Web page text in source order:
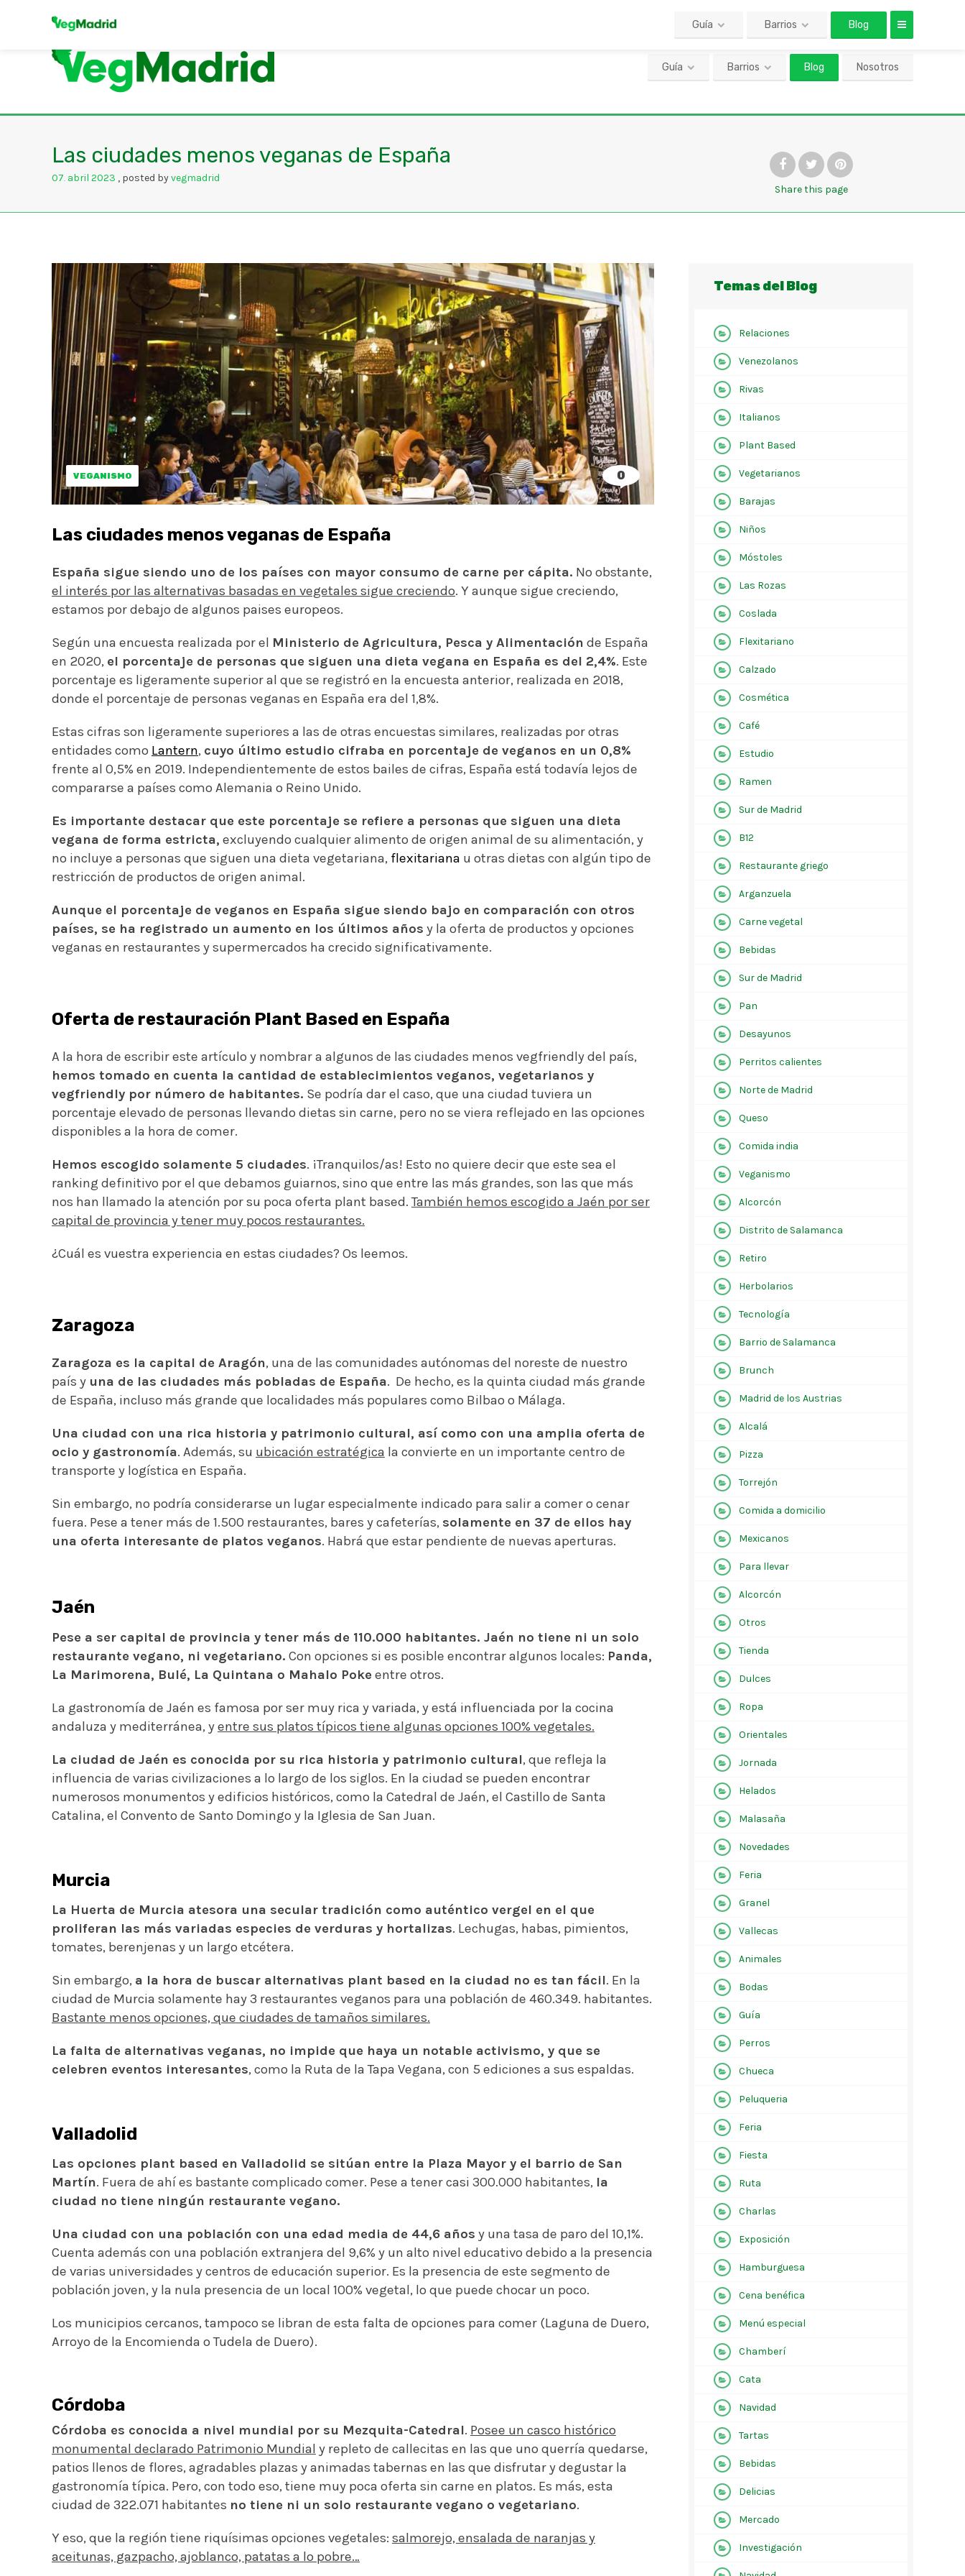
Guía Barrios Blog Nosotros
Las ciudades menos veganas de España
07. abril 2023 posted byvegmadrid
Share this page
VEGANISMO 0
Las ciudades menos veganas de España
España sigue siendo uno de los países con mayor consumo de carne per cápita. No obstante,
el interés por las alternativas basadas en vegetales sigue creciendo. Y aunque sigue creciendo,
estamos por debajo de algunos paises europeos.
Según una encuesta realizada por el Ministerio de Agricultura, Pesca y Alimentación de España
en 2020, el porcentaje de personas que siguen una dieta vegana en España es del 2,4%. Este
porcentaje es ligeramente superior al que se registró en la encuesta anterior, realizada en 2018,
donde el porcentaje de personas veganas en España era del 1,8%.
Estas cifras son ligeramente superiores a las de otras encuestas similares, realizadas por otras
entidades como Lantern, cuyo último estudio cifraba en porcentaje de veganos en un 0,8%
frente al 0,5% en 2019. Independientemente de estos bailes de cifras, España está todavía lejos de
compararse a países como Alemania o Reino Unido.
Es importante destacar que este porcentaje se refiere a personas que siguen una dieta
vegana de forma estricta, excluyendo cualquier alimento de origen animal de su alimentación, y
no incluye a personas que siguen una dieta vegetariana, flexitariana u otras dietas con algún tipo de
restricción de productos de origen animal.
Aunque el porcentaje de veganos en España sigue siendo bajo en comparación con otros
países, se ha registrado un aumento en los últimos años y la oferta de productos y opciones
veganas en restaurantes y supermercados ha crecido significativamente.
Oferta de restauración Plant Based en España
A la hora de escribir este artículo y nombrar a algunos de las ciudades menos vegfriendly del país,
hemos tomado en cuenta la cantidad de establecimientos veganos, vegetarianos y
vegfriendly por número de habitantes. Se podría dar el caso, que una ciudad tuviera un
porcentaje elevado de personas llevando dietas sin carne, pero no se viera reflejado en las opciones
disponibles a la hora de comer.
Hemos escogido solamente 5 ciudades. ¡Tranquilos/as! Esto no quiere decir que este sea el
ranking definitivo por el que debamos guiarnos, sino que entre las más grandes, son las que más
nos han llamado la atención por su poca oferta plant based.También hemos escogido a Jaén por ser
capital de provincia y tener muy pocos restaurantes.
¿Cuál es vuestra experiencia en estas ciudades? Os leemos.
Zaragoza
Zaragoza es la capital de Aragón, una de las comunidades autónomas del noreste de nuestro
país y una de las ciudades más pobladas de España. De hecho, es la quinta ciudad más grande
de España, incluso más grande que localidades más populares como Bilbao o Málaga.
Una ciudad con una rica historia y patrimonio cultural, así como con una amplia oferta de
ocio y gastronomía. Además, su ubicación estratégica la convierte en un importante centro de
transporte y logística en España.
Sin embargo, no podría considerarse un lugar especialmente indicado para salir a comer o cenar
fuera. Pese a tener más de 1.500 restaurantes, bares y cafeterías, solamente en 37 de ellos hay
una oferta interesante de platos veganos. Habrá que estar pendiente de nuevas aperturas.
Jaén
Pese a ser capital de provincia y tener más de 110.000 habitantes. Jaén no tiene ni un solo
restaurante vegano, ni vegetariano. Con opciones si es posible encontrar algunos locales: Panda,
La Marimorena, Bulé, La Quintana o Mahalo Poke entre otros.
La gastronomía de Jaén es famosa por ser muy rica y variada, y está influenciada por la cocina
andaluza y mediterránea, yentre sus platos típicos tiene algunas opciones 100% vegetales.
La ciudad de Jaén es conocida por su rica historia y patrimonio cultural, que refleja la
influencia de varias civilizaciones a lo largo de los siglos. En la ciudad se pueden encontrar
numerosos monumentos y edificios históricos, como la Catedral de Jaén, el Castillo de Santa
Catalina, el Convento de Santo Domingo y la Iglesia de San Juan.
Murcia
La Huerta de Murcia atesora una secular tradición como auténtico vergel en el que
proliferan las más variadas especies de verduras y hortalizas. Lechugas, habas, pimientos,
tomates, berenjenas y un largo etcétera.
Sin embargo, a la hora de buscar alternativas plant based en la ciudad no es tan fácil. En la
ciudad de Murcia solamente hay 3 restaurantes veganos para una población de 460.349. habitantes.
Bastante menos opciones, que ciudades de tamaños similares.
La falta de alternativas veganas, no impide que haya un notable activismo, y que se
celebren eventos interesantes, como la Ruta de la Tapa Vegana, con 5 ediciones a sus espaldas.
Valladolid
Las opciones plant based en Valladolid se sitúan entre la Plaza Mayor y el barrio de San
Martín. Fuera de ahí es bastante complicado comer. Pese a tener casi 300.000 habitantes, la
ciudad no tiene ningún restaurante vegano.
Una ciudad con una población con una edad media de 44,6 años y una tasa de paro del 10,1%.
Cuenta además con una población extranjera del 9,6% y un alto nivel educativo debido a la presencia
de varias universidades y centros de educación superior. Es la presencia de este segmento de
población joven, y la nula presencia de un local 100% vegetal, lo que puede chocar un poco.
Los municipios cercanos, tampoco se libran de esta falta de opciones para comer (Laguna de Duero,
Arroyo de la Encomienda o Tudela de Duero).
Córdoba
Córdoba es conocida a nivel mundial por su Mezquita-Catedral. Posee un casco histórico
monumental declarado Patrimonio Mundial y repleto de callecitas en las que uno querría quedarse,
patios llenos de flores, agradables plazas y animadas tabernas en las que disfrutar y degustar la
gastronomía típica. Pero, con todo eso, tiene muy poca oferta sin carne en platos. Es más, esta
ciudad de 322.071 habitantes no tiene ni un solo restaurante vegano o vegetariano.
Y eso, que la región tiene riquísimas opciones vegetales: salmorejo, ensalada de naranjas y
aceitunas, gazpacho, ajoblanco, patatas a lo pobre…
Temas del Blog
Relaciones
Venezolanos
Rivas
Italianos
Plant Based
Vegetarianos
Barajas
Niños
Móstoles
Las Rozas
Coslada
Flexitariano
Calzado
Cosmética
Café
Estudio
Ramen
Sur de Madrid
B12
Restaurante griego
Arganzuela
Carne vegetal
Bebidas
Sur de Madrid
Pan
Desayunos
Perritos calientes
Norte de Madrid
Queso
Comida india
Veganismo
Alcorcón
Distrito de Salamanca
Retiro
Herbolarios
Tecnología
Barrio de Salamanca
Brunch
Madrid de los Austrias
Alcalá
Pizza
Torrejón
Comida a domicilio
Mexicanos
Para llevar
Alcorcón
Otros
Tienda
Dulces
Ropa
Orientales
Jornada
Helados
Malasaña
Novedades
Feria
Granel
Vallecas
Animales
Bodas
Guía
Perros
Chueca
Peluqueria
Feria
Fiesta
Ruta
Charlas
Exposición
Hamburguesa
Cena benéfica
Menú especial
Chamberí
Cata
Navidad
Tartas
Bebidas
Delicias
Mercado
Investigación